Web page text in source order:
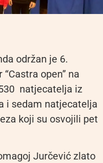
održan je 6.
open” na
natjecatelja iz
i sedam natjecatelja
koji su osvojili pet
Jurčević zlato